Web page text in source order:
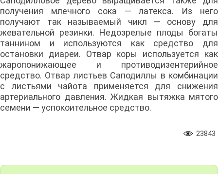
получения млечного сока — латекса. Из него
получают так называемый чикл — основу для
жевательной резинки. Недозрелые плоды богаты
таннином и используются как средство для
остановки диареи. Отвар коры используется как
жаропонижающее и противодизентерийное
средство. Отвар листьев Саподиллы в комбинации
с листьями чайота применяется для снижения
артериального давления. Жидкая вытяжка мятого
семени — успокоительное средство.
23843